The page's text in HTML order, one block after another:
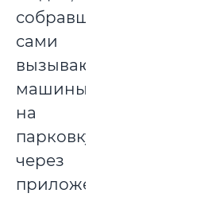
собравшиеся
сами
вызывают
машины
на
парковку
через
приложение.